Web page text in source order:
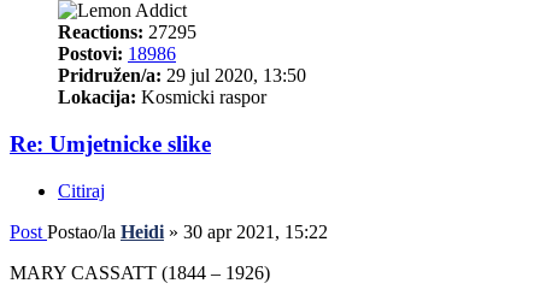
Reactions: 27295
Postovi: 18986
Pridružen/a: 29 jul 2020, 13:50
Lokacija: Kosmicki raspor
Re: Umjetnicke slike
Citiraj
Post Postao/la Heidi » 30 apr 2021, 15:22
MARY CASSATT (1844 – 1926)